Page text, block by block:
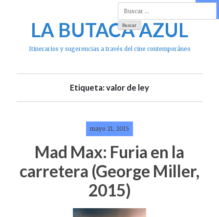
LA BUTACA AZUL
Itinerarios y sugerencias a través del cine contemporáneo
Etiqueta: valor de ley
mayo 21, 2015
Mad Max: Furia en la
carretera (George Miller,
2015)